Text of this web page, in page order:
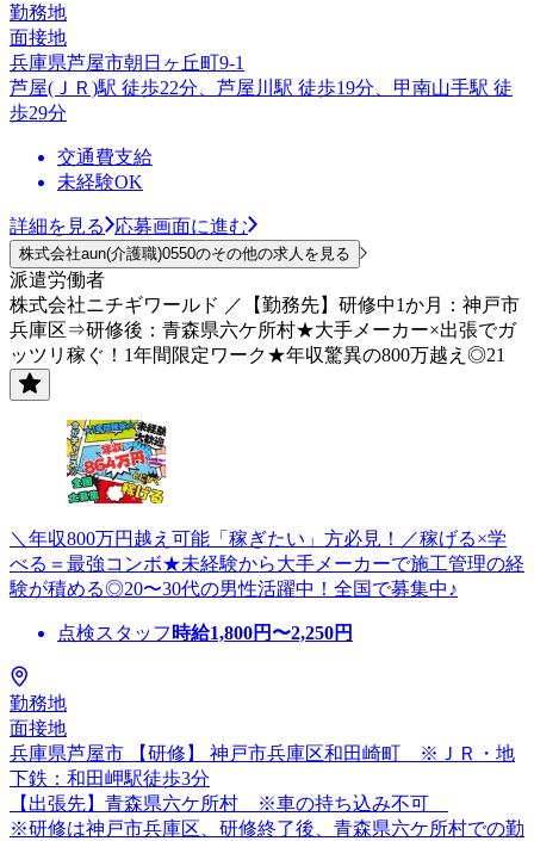
勤務地
面接地
兵庫県芦屋市朝日ヶ丘町9-1
芦屋(ＪＲ)駅 徒歩22分、芦屋川駅 徒歩19分、甲南山手駅 徒
歩29分
交通費支給
未経験OK
詳細を見る 応募画面に進む
株式会社aun(介護職)0550のその他の求人を見る
派遣労働者
株式会社ニチギワールド ／【勤務先】研修中1か月：神戸市
兵庫区⇒研修後：青森県六ケ所村★大手メーカー×出張でガ
ッツリ稼ぐ！1年間限定ワーク★年収驚異の800万越え◎21
＼年収800万円越え可能「稼ぎたい」方必見！／稼げる×学
べる＝最強コンボ★未経験から大手メーカーで施工管理の経
験が積める◎20〜30代の男性活躍中！全国で募集中♪
点検スタッフ 時給1,800円〜2,250円
勤務地
面接地
兵庫県芦屋市 【研修】 神戸市兵庫区和田崎町 ※ＪＲ・地
下鉄：和田岬駅徒歩3分
【出張先】青森県六ケ所村 ※車の持ち込み不可
※研修は神戸市兵庫区、研修終了後、青森県六ケ所村での勤